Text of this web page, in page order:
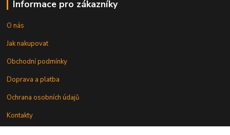
Informace pro zákazníky
O nás
Jak nakupovat
Obchodní podmínky
Doprava a platba
Ochrana osobních údajů
Kontakty